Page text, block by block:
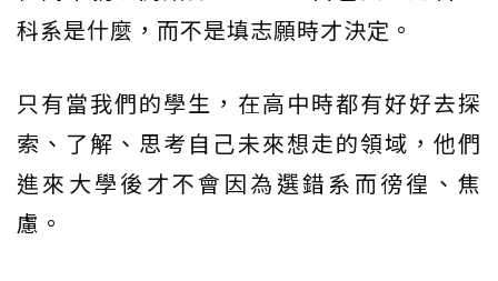
科系是什麼，而不是填志願時才決定。
只有當我們的學生，在高中時都有好好去探
索、了解、思考自己未來想走的領域，他們
進來大學後才不會因為選錯系而徬徨、焦
慮。